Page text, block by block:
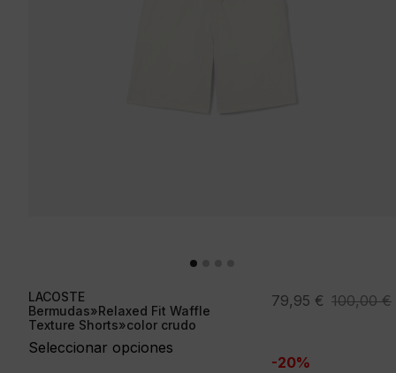
LACOSTE
Bermudas»Relaxed Fit Waffle
Texture Shorts»color crudo
Seleccionar opciones
100,00€
El
era:
79,95 €
El
es:
-20%